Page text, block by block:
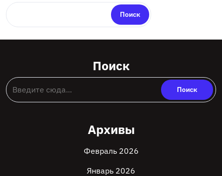
Поиск
Поиск
Архивы
Февраль 2026
Январь 2026